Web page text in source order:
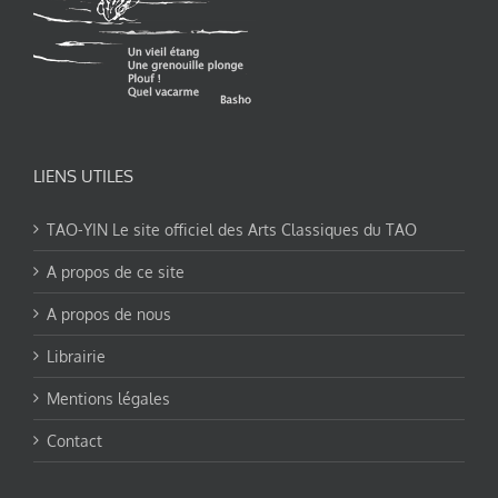
LIENS UTILES
TAO-YIN Le site officiel des Arts Classiques du TAO
A propos de ce site
A propos de nous
Librairie
Mentions légales
Contact